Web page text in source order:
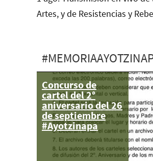
Artes, y de Resistencias y
Concurso de
cartel del 2°
aniversario del 26
de septiembre
#Ayotzinapa
Ayotzinapa: No
dar la telenovela
por cierta